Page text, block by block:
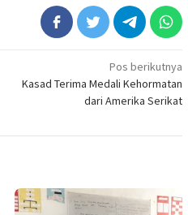
Pos berikutnya
Kasad Terima Medali Kehormatan
dari Amerika Serikat